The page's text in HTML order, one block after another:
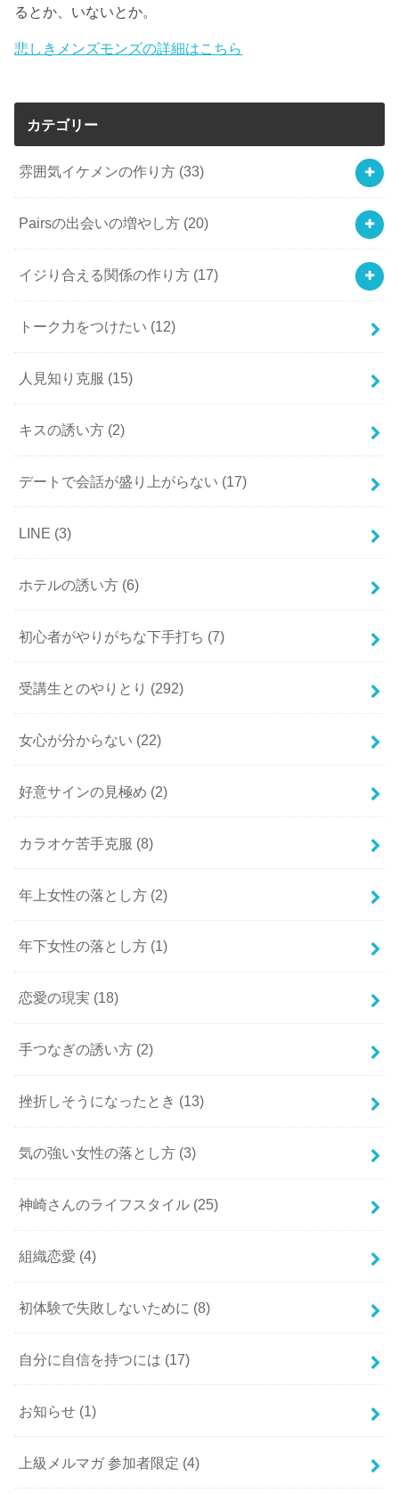
るとか、いないとか。
悲しきメンズモンズの詳細はこちら
カテゴリー
雰囲気イケメンの作り方 (33)
Pairsの出会いの増やし方 (20)
イジり合える関係の作り方 (17)
トーク力をつけたい (12)
人見知り克服 (15)
キスの誘い方 (2)
デートで会話が盛り上がらない (17)
LINE (3)
ホテルの誘い方 (6)
初心者がやりがちな下手打ち (7)
受講生とのやりとり (292)
女心が分からない (22)
好意サインの見極め (2)
カラオケ苦手克服 (8)
年上女性の落とし方 (2)
年下女性の落とし方 (1)
恋愛の現実 (18)
手つなぎの誘い方 (2)
挫折しそうになったとき (13)
気の強い女性の落とし方 (3)
神崎さんのライフスタイル (25)
組織恋愛 (4)
初体験で失敗しないために (8)
自分に自信を持つには (17)
お知らせ (1)
上級メルマガ 参加者限定 (4)